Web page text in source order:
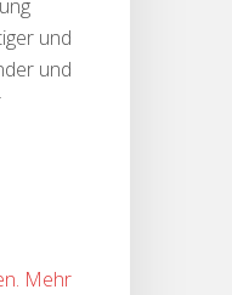
und
und
Mehr